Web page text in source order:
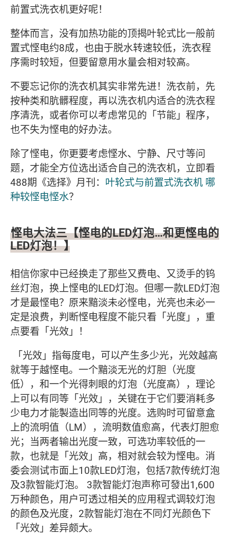
前置式洗衣机更好呢！
整体而言，没有加热功能的顶揭叶轮式比一般前
置式悭电约8成，也由于脱水转速较低，洗衣程
序需时较短，但要留意用水量会相对较高。
不要忘记你的洗衣机其实非常先进！洗衣前，先
按种类和肮髒程度，再以洗衣机内适合的洗衣程
序清洗，或者你可以考虑常见的「节能」程序，
也不失为悭电的好办法。
除了悭电，你更要考虑悭水、宁静、尺寸等问
题，才能全方位选出适合自己的洗衣机，立即看
488期《选择》月刊： 叶轮式与前置式洗衣机 哪
种较悭电悭水？
悭电大法三【悭电的LED灯泡…和更悭电的
LED灯泡！】
相信你家中已经换走了那些又费电、又烫手的钨
丝灯泡，换上悭电的LED灯泡。但哪一款LED灯泡
才是最悭电？原来黯淡未必悭电，光亮也未必一
定是浪费，判断悭电程度不能只看「光度」，重
点要看「光效」！
「光效」指每度电，可以产生多少光，光效越高
就等于越悭电。一个黯淡无光的灯胆（光度
低），和一个光得刺眼的灯泡（光度高），理论
上可以有同等「光效」，关键在于它们要消耗多
少电力才能製造出同等的光度。选购时可留意盒
上的流明值（LM），流明数值愈高，代表灯胆愈
光；当两者输出光度一致，可选功率较低的一
款，也就是「光效」高，相对就会较为悭电。消
委会测试市面上10款LED灯泡，包括7款传统灯泡
及3款智能灯泡。 3款智能灯泡声称可發出1,600
万种颜色，用户可透过相关的应用程式调较灯泡
的颜色及光度，2款智能灯泡在不同灯光颜色下
「光效」差异颇大。